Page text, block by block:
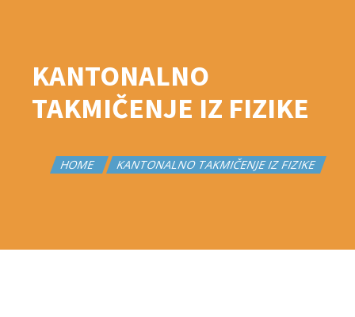
KANTONALNO
TAKMIČENJE IZ FIZIKE
HOME KANTONALNO TAKMIČENJE IZ FIZIKE